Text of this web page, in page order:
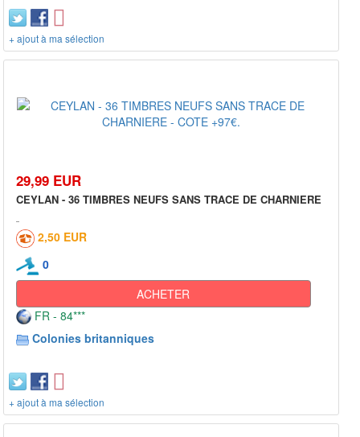
+ ajout à ma sélection
29,99 EUR
CEYLAN - 36 TIMBRES NEUFS SANS TRACE DE CHARNIERE
2,50 EUR
0
ACHETER
FR - 84***
Colonies britanniques
+ ajout à ma sélection